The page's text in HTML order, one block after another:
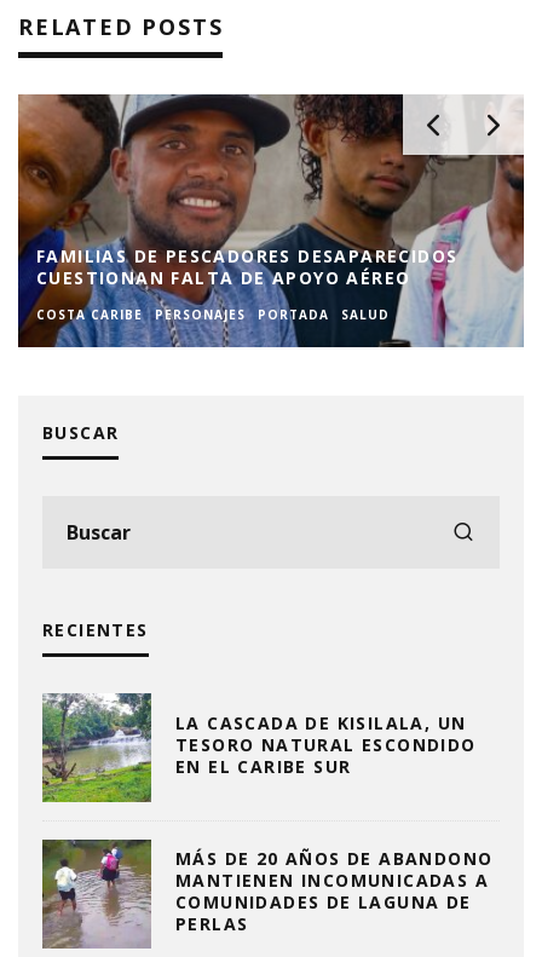
RELATED POSTS
FAMILIAS DE PESCADORES DESAPARECIDOS
CUESTIONAN FALTA DE APOYO AÉREO
COSTA CARIBE PERSONAJES PORTADA SALUD
BUSCAR
RECIENTES
LA CASCADA DE KISILALA, UN
TESORO NATURAL ESCONDIDO
EN EL CARIBE SUR
MÁS DE 20 AÑOS DE ABANDONO
MANTIENEN INCOMUNICADAS A
COMUNIDADES DE LAGUNA DE
PERLAS